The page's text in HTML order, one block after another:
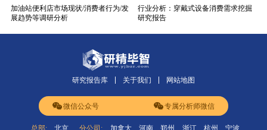
加油站便利店市场现状/消费者行为/发
展趋势等调研分析
行业分析：穿戴式设备消费需求挖掘
研究报告
研究报告库 关于我们 网站地图
微信公众号 专属分析师微信